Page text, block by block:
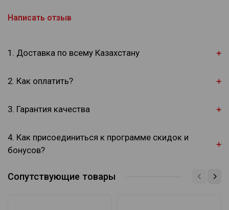
Написать отзыв
1. Доставка по всему Казахстану
2. Как оплатить?
3. Гарантия качества
4. Как присоединиться к программе скидок и
бонусов?
Сопутствующие товары